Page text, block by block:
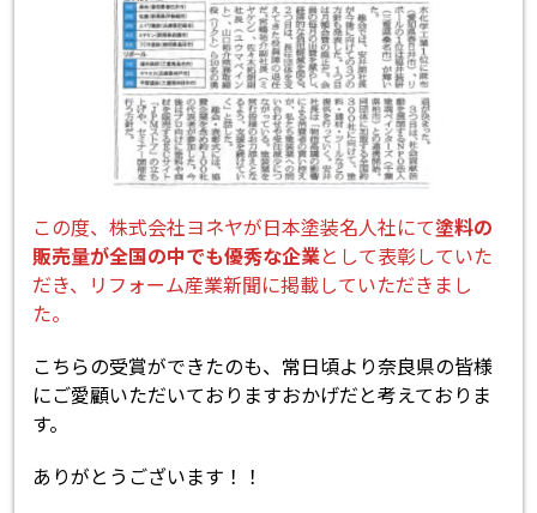
この度、株式会社ヨネヤが日本塗装名人社にて塗料の
販売量が全国の中でも優秀な企業として表彰していた
だき、リフォーム産業新聞に掲載していただきまし
た。
こちらの受賞ができたのも、常日頃より奈良県の皆様
にご愛顧いただいておりますおかげだと考えておりま
す。
ありがとうございます！！